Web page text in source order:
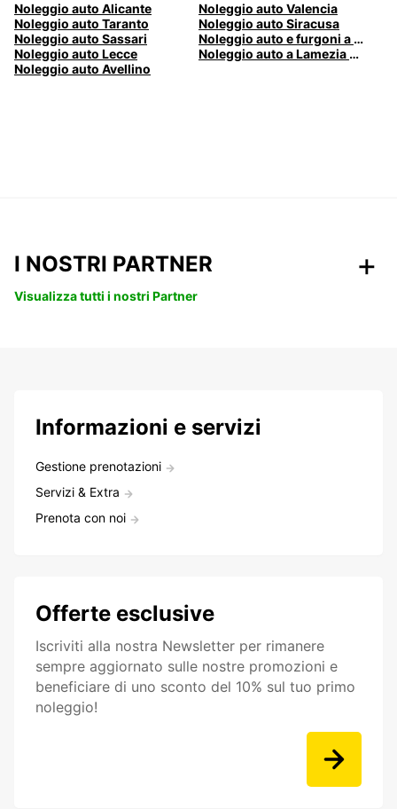
Noleggio auto Alicante
Noleggio auto Valencia
Noleggio auto Taranto
Noleggio auto Siracusa
Noleggio auto Sassari
Noleggio auto e furgoni a Pescara
Noleggio auto Lecce
Noleggio auto a Lamezia Terme, Italia
Noleggio auto Avellino
I NOSTRI PARTNER
Visualizza tutti i nostri Partner
Informazioni e servizi
Gestione prenotazioni
Servizi & Extra
Prenota con noi
Offerte esclusive
Iscriviti alla nostra Newsletter per rimanere
sempre aggiornato sulle nostre promozioni e
beneficiare di uno sconto del 10% sul tuo primo
noleggio!